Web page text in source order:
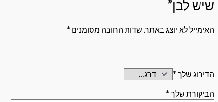
לא יוצג באתר.שדות החובה מסומנים *
*
שלך*